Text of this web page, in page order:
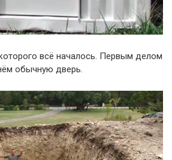
всё началось. Первым делом
обычную дверь.